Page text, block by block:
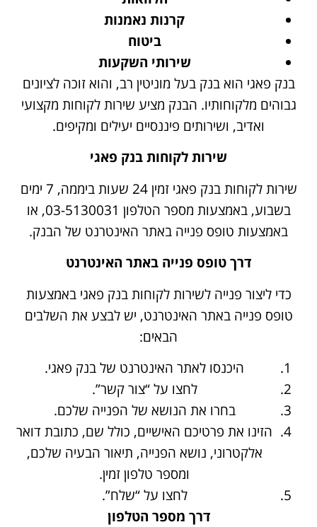
קרנות נאמנות
ביטוח
שירותי השקעות
בנק פאגי הוא בנק בעל מוניטין רב, והוא זוכה לציונים
גבוהים מלקוחותיו. הבנק מציע שירות לקוחות מקצועי
ואדיב, ושירותים פיננסיים יעילים ומקיפים.
שירות לקוחות בנק פאגי
שירות לקוחות בנק פאגי זמין 24 שעות ביממה, 7 ימים
בשבוע, באמצעות מספר הטלפון 03-5130031, או
באמצעות טופס פנייה באתר האינטרנט של הבנק.
דרך טופס פנייה באתר האינטרנט
כדי ליצור פנייה לשירות לקוחות בנק פאגי באמצעות
טופס פנייה באתר האינטרנט, יש לבצע את השלבים
הבאים:
היכנסו לאתר האינטרנט של בנק פאגי.
לחצו על “צור קשר”.
בחרו את הנושא של הפנייה שלכם.
הזינו את פרטיכם האישיים, כולל שם, כתובת דואר
אלקטרוני, נושא הפנייה, תיאור הבעיה שלכם,
ומספר טלפון זמין.
לחצו על “שלח”.
דרך מספר הטלפון